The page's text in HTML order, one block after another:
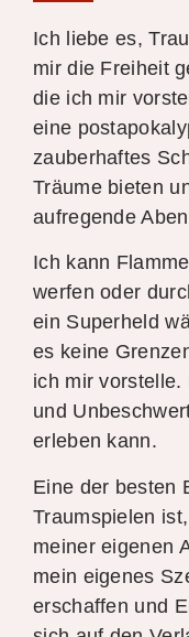
Ich liebe es,
mir die Freiheit
die ich mir
eine
zauberhaftes
Träume bieten
aufregende
Ich kann
werfen oder
ein Superheld
es keine
ich mir vorstelle.
und
erleben kann.
Eine der besten
Traumspielen
meiner eigenen
mein eigenes
erschaffen und